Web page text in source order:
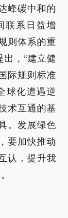
峰碳中和的
联系日益增
则体系的重
出，“建立健
际规则标准
球化遭遇逆
术互通的基
。发展绿色
要加快推动
认，提升我